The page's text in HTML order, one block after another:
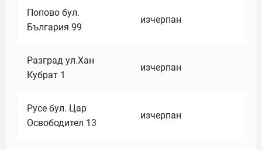
Попово бул.
България 99
изчерпан
Разград ул.Хан
Кубрат 1
изчерпан
Русе бул. Цар
Освободител 13
изчерпан